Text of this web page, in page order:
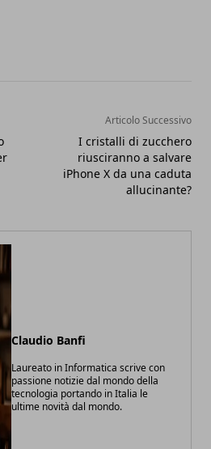
Articolo Successivo
I cristalli di zucchero
riusciranno a salvare
iPhone X da una caduta
allucinante?
Claudio Banfi
Laureato in Informatica scrive con
passione notizie dal mondo della
tecnologia portando in Italia le
ultime novità dal mondo.